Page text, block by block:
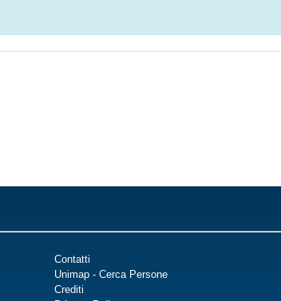
Contatti
Unimap - Cerca Persone
Crediti